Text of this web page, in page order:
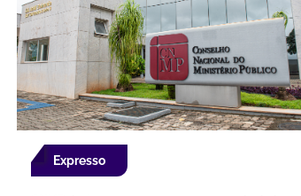
Expresso